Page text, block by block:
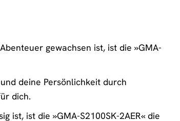
gewachsen ist, ist die »GMA-
deine Persönlichkeit durch
dich.
ist, ist die »GMA-S2100SK-2AER« die